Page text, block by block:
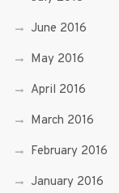
June 2016
May 2016
April 2016
March 2016
February 2016
January 2016